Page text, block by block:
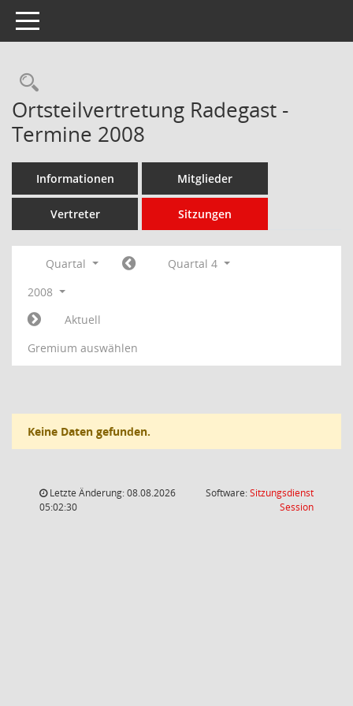
Toggle navigation
Rechercheauswahl
Ortsteilvertretung Radegast -
Termine 2008
Informationen Mitglieder
Vertreter Sitzungen
Quartal
Quartal 4
2008
Aktuell
Gremium auswählen
Keine Daten gefunden.
Letzte Änderung: 08.08.2026
05:02:30
Software:Sitzungsdienst
Session(Wird in